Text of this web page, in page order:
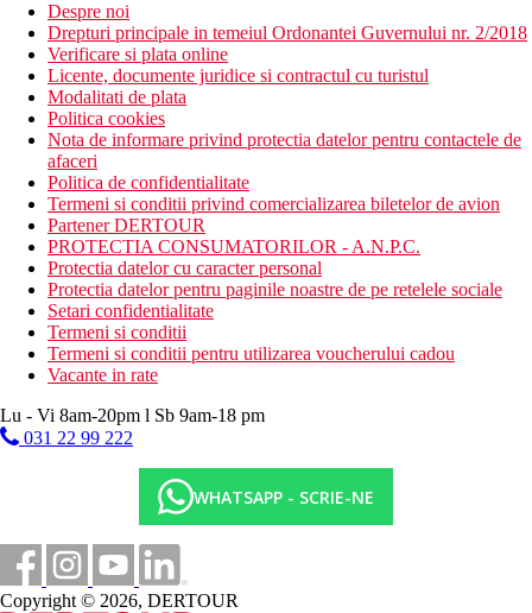
Despre noi
Drepturi principale in temeiul Ordonantei Guvernului nr. 2/2018
Verificare si plata online
Licente, documente juridice si contractul cu turistul
Modalitati de plata
Politica cookies
Nota de informare privind protectia datelor pentru contactele de
afaceri
Politica de confidentialitate
Termeni si conditii privind comercializarea biletelor de avion
Partener DERTOUR
PROTECTIA CONSUMATORILOR - A.N.P.C.
Protectia datelor cu caracter personal
Protectia datelor pentru paginile noastre de pe retelele sociale
Setari confidentialitate
Termeni si conditii
Termeni si conditii pentru utilizarea voucherului cadou
Vacante in rate
Lu - Vi 8am-20pm l Sb 9am-18 pm
031 22 99 222
WHATSAPP - SCRIE-NE
Copyright © 2026, DERTOUR